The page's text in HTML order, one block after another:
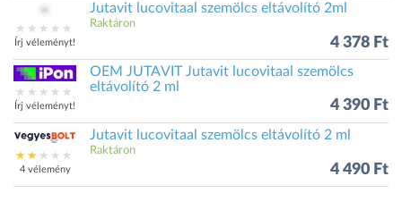
Írj véleményt!
Jutavit lucovitaal szemölcs eltávolító 2ml
Raktáron
4 378 Ft
Írj véleményt!
OEM JUTAVIT Jutavit lucovitaal szemölcs
eltávolító 2 ml
4 390 Ft
4 vélemény
Jutavit lucovitaal szemölcs eltávolító 2 ml
Raktáron
4 490 Ft